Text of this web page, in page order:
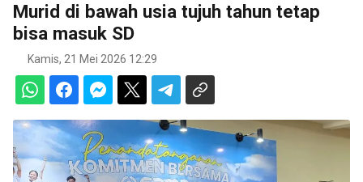
Murid di bawah usia tujuh tahun tetap
bisa masuk SD
Kamis, 21 Mei 2026 12:29